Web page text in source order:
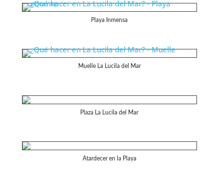
Playa Inmensa
Muelle La Lucila del Mar
Plaza La Lucila del Mar
Atardecer en la Playa